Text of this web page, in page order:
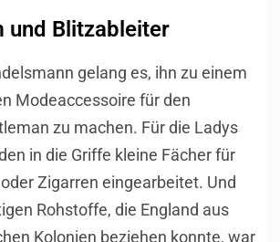
und Blitzableiter
gelang es, ihn zu einem
Modeaccessoire für den
zu machen. Für die Ladys
in die Griffe kleine Fächer für
oder Zigarren eingearbeitet. Und
Rohstoffe, die England aus
Kolonien beziehen konnte, war